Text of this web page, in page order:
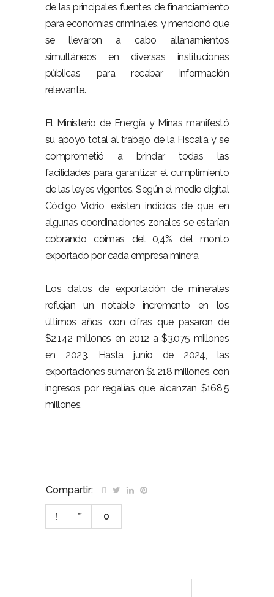
de las principales fuentes de financiamiento
para economías criminales, y mencionó que
se llevaron a cabo allanamientos
simultáneos en diversas instituciones
públicas para recabar información
relevante.
El Ministerio de Energía y Minas manifestó
su apoyo total al trabajo de la Fiscalía y se
comprometió a brindar todas las
facilidades para garantizar el cumplimiento
de las leyes vigentes. Según el medio digital
Código Vidrio, existen indicios de que en
algunas coordinaciones zonales se estarían
cobrando coimas del 0,4% del monto
exportado por cada empresa minera.
Los datos de exportación de minerales
reflejan un notable incremento en los
últimos años, con cifras que pasaron de
$2.142 millones en 2012 a $3.075 millones
en 2023. Hasta junio de 2024, las
exportaciones sumaron $1.218 millones, con
ingresos por regalías que alcanzan $168,5
millones.
Compartir:
0